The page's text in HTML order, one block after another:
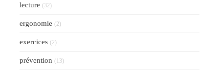
lecture (32)
ergonomie (2)
exercices (2)
prévention (13)